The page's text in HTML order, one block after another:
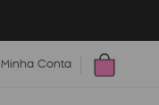
Minha Conta